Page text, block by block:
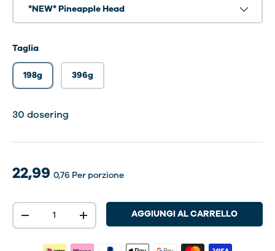
*NEW* Pineapple Head
Taglia
198g 396g
30 dosering
22,99 0,76 Per porzione
Q.tà
-
+ AGGIUNGI AL CARRELLO